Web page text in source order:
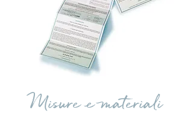
Misure e materiali